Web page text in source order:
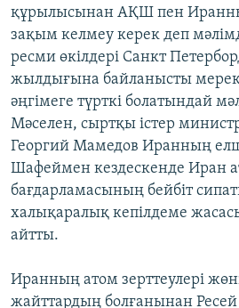
құрылысынан АҚШ пен
зақым келмеу керек деп
ресми өкілдері Санкт
жылдығына байланысты
әңгімеге түрткі болатындай
Мәселен, сыртқы істер
Георгий Мамедов Иранның
Шафеймен кездескенде Иран
бағдарламасының бейбіт
халықаралық кепілдеме
айтты.
Иранның атом зерттеулері
жайттардың болғанынан